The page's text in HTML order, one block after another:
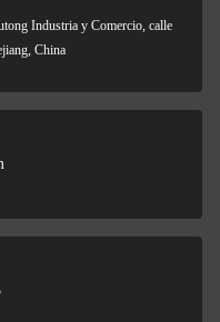
Industria y Comercio, calle
China